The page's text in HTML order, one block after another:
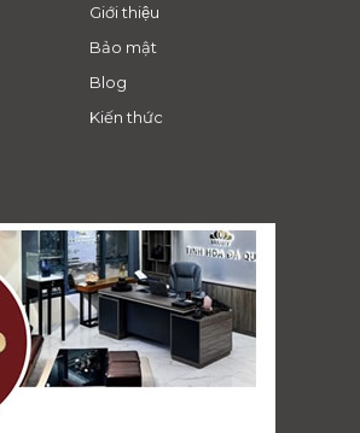
Giới thiệu
Bảo mật
Blog
Kiến thức